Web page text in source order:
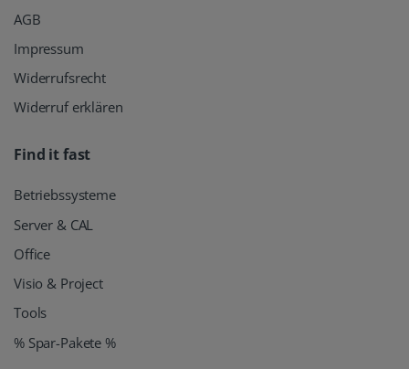
AGB
Impressum
Widerrufsrecht
Widerruf erklären
Find it fast
Betriebssysteme
Server & CAL
Office
Visio & Project
Tools
% Spar-Pakete %